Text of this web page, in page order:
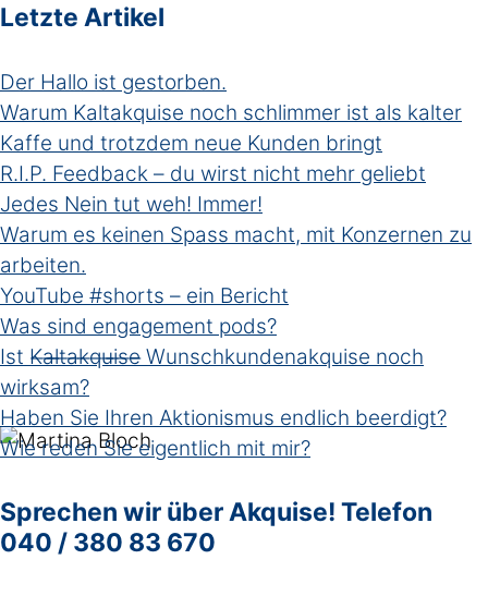
Letzte Artikel
Der Hallo ist gestorben.
Warum Kaltakquise noch schlimmer ist als kalter
Kaffe und trotzdem neue Kunden bringt
R.I.P. Feedback – du wirst nicht mehr geliebt
Jedes Nein tut weh! Immer!
Warum es keinen Spass macht, mit Konzernen zu
arbeiten.
YouTube #shorts – ein Bericht
Was sind engagement pods?
Ist K̶a̶l̶t̶a̶k̶q̶u̶i̶s̶e̶ Wunschkundenakquise noch
wirksam?
Haben Sie Ihren Aktionismus endlich beerdigt?
Wie reden Sie eigentlich mit mir?
Sprechen wir über Akquise! Telefon
040 / 380 83 670